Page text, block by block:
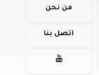
من نحن
اتصل بنا
